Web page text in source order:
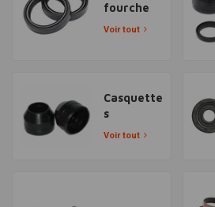
fourche
Voir tout
Casquette
s
Voir tout